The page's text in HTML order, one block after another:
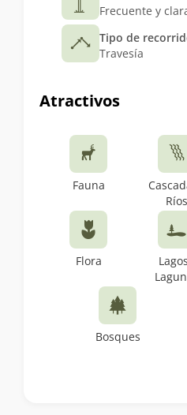
Frecuente y
Tipo de
Travesía
Atractivos
Fauna
Ríos
Flora
Bosques